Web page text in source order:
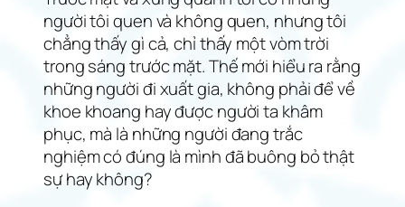
người tôi quen và không quen, nhưng tôi
chẳng thấy gì cả, chỉ thấy một vòm trời
trong sáng trước mặt. Thế mới hiểu ra rằng
những người đi xuất gia, không phải để về
khoe khoang hay được người ta khâm
phục, mà là những người đang trắc
nghiệm có đúng là mình đã buông bỏ thật
sự hay không?